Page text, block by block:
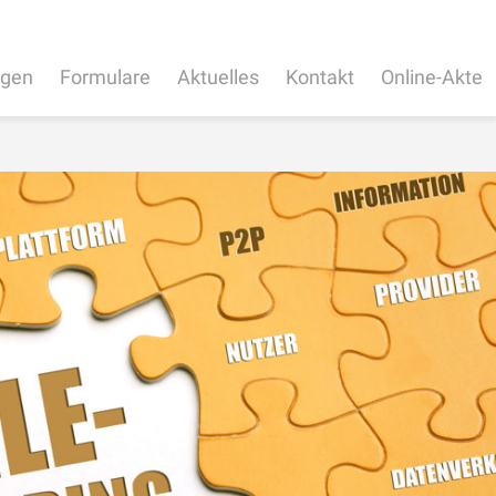
Formulare Aktuelles Kontakt Online-Akte